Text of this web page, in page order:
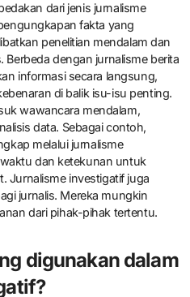
dari jenis jurnalisme
fakta yang
penelitian mendalam dan
dengan jurnalisme berita
informasi secara langsung,
di balik isu-isu penting.
wawancara mendalam,
data. Sebagai contoh,
melalui jurnalisme
dan ketekunan untuk
Jurnalisme investigatif juga
jurnalis. Mereka mungkin
dari pihak-pihak tertentu.
digunakan dalam